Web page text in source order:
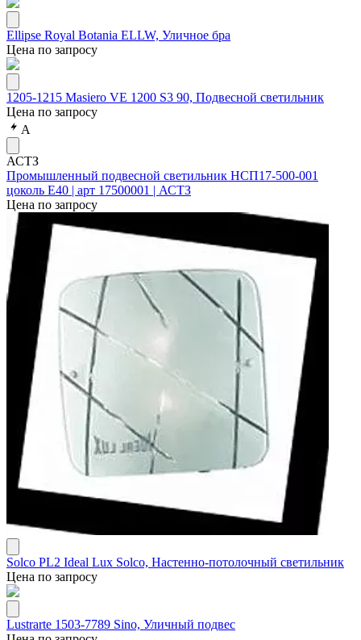
Ellipse Royal Botania ELLW, Уличное бра
Цена по запросу
1205-1215 Masiero VE 1200 S3 90, Подвесной светильник
Цена по запросу
А
АСТЗ
Промышленный подвесной светильник НСП17-500-001
цоколь Е40 | арт 17500001 | АСТЗ
Цена по запросу
Solco PL2 Ideal Lux Solco, Настенно-потолочный светильник
Цена по запросу
Lustrarte 1503-7789 Sino, Уличный подвес